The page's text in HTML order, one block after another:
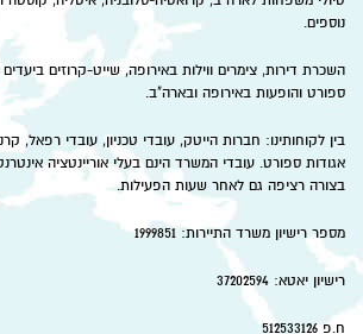
נוספים.
השכרת דירות, צימרים ווילות באירופה, שייט-קרוזים
ספורט והופעות באירופה ובארה"ב.
בין לקוחותינו: חברות הייטק, עובדי טכניון, עובדי רפאל,
אגודות ספורט. עובדי המשרד הינם בעלי אוריינטציה
בצורה רציפה גם לאחר שעות הפעילות.
מספר רישיון משרד התיירות: 1999851
רישיון יאטא: 37202594
ח.פ 512533126